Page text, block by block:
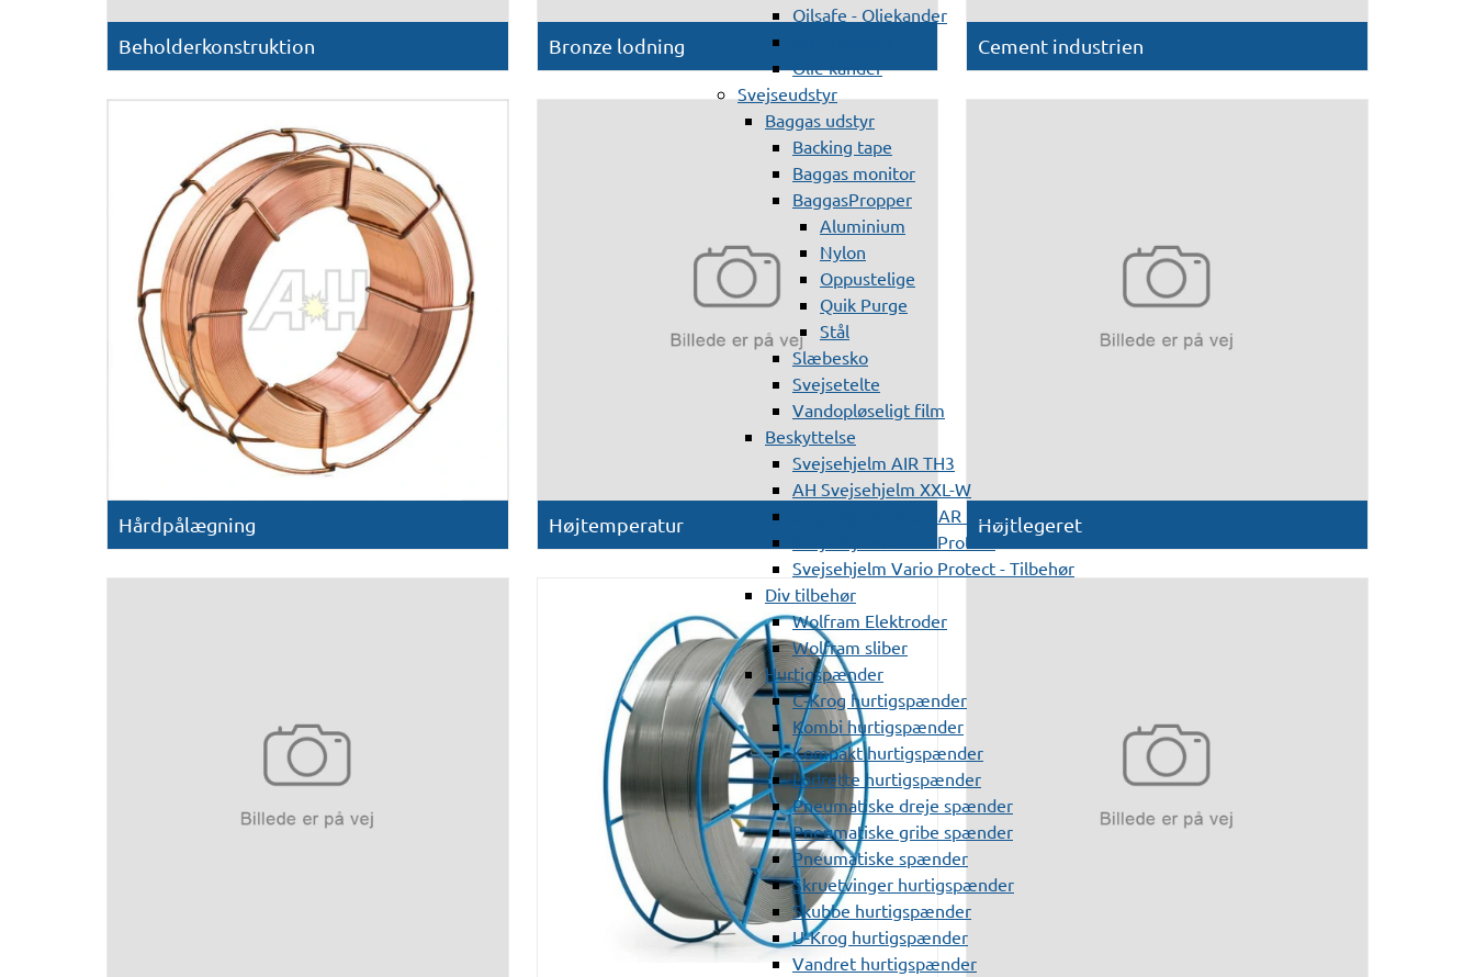
Oilsafe - Oliekander
Olie kander
Svejseudstyr
Baggas udstyr
Backing tape
Baggas monitor
BaggasPropper
Aluminium
Nylon
Oppustelige
Quik Purge
Stål
Slæbesko
Svejsetelte
Vandopløseligt film
Beskyttelse
Svejsehjelm AIR TH3
AH Svejsehjelm XXL-W
Svejsehjelm JBO - AR 13 GF
Svejsehjelm Vario Protect
Svejsehjelm Vario Protect - Tilbehør
Div tilbehør
Wolfram Elektroder
Wolfram sliber
Hurtigspænder
C-Krog hurtigspænder
Kombi hurtigspænder
Kompakt hurtigspænder
Lodrette hurtigspænder
Pneumatiske dreje spænder
Pneumatiske gribe spænder
Pneumatiske spænder
Skruetvinger hurtigspænder
Skubbe hurtigspænder
U-Krog hurtigspænder
Vandret hurtigspænder
Beholderkonstruktion Bronze lodning Cement industrien
Hårdpålægning Højtemperatur Højtlegeret